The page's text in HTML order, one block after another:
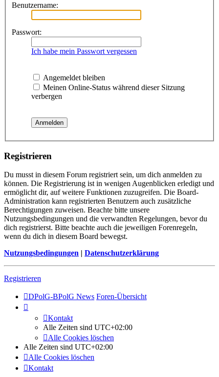
Benutzername:
Passwort:
Ich habe mein Passwort vergessen
Angemeldet bleiben
Meinen Online-Status während dieser Sitzung
verbergen
Registrieren
Du musst in diesem Forum registriert sein, um dich anmelden zu
können. Die Registrierung ist in wenigen Augenblicken erledigt und
ermöglicht dir, auf weitere Funktionen zuzugreifen. Die Board-
Administration kann registrierten Benutzern auch zusätzliche
Berechtigungen zuweisen. Beachte bitte unsere
Nutzungsbedingungen und die verwandten Regelungen, bevor du
dich registrierst. Bitte beachte auch die jeweiligen Forenregeln,
wenn du dich in diesem Board bewegst.
Nutzungsbedingungen | Datenschutzerklärung
Registrieren
DPolG-BPolG News Foren-Übersicht
Kontakt
Alle Zeiten sind UTC+02:00
Alle Cookies löschen
Alle Zeiten sind UTC+02:00
Alle Cookies löschen
Kontakt